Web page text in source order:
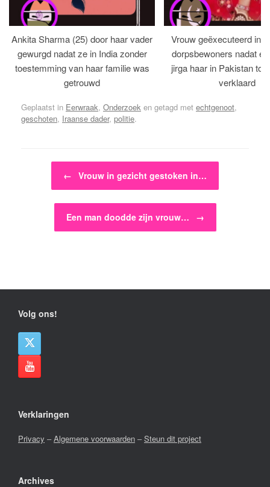
Ankita Sharma (25) door haar vader
gewurgd nadat ze in India zonder
toestemming van haar familie was
getrouwd
Vrouw geëxecuteerd in
dorpsbewoners nadat
jirga haar in Pakistan tot
verklaard
Geplaatst in Eerwraak, Onderzoek en getagd met echtgenoot,
geschoten, Iraanse dader, politie.
Bericht navigatie
← Vrouw in gezicht gestoken in…
Een man doodde zijn vrouw… →
Volg ons!
Verklaringen
Privacy –Algemene voorwaarden –Steun dit project
Archives